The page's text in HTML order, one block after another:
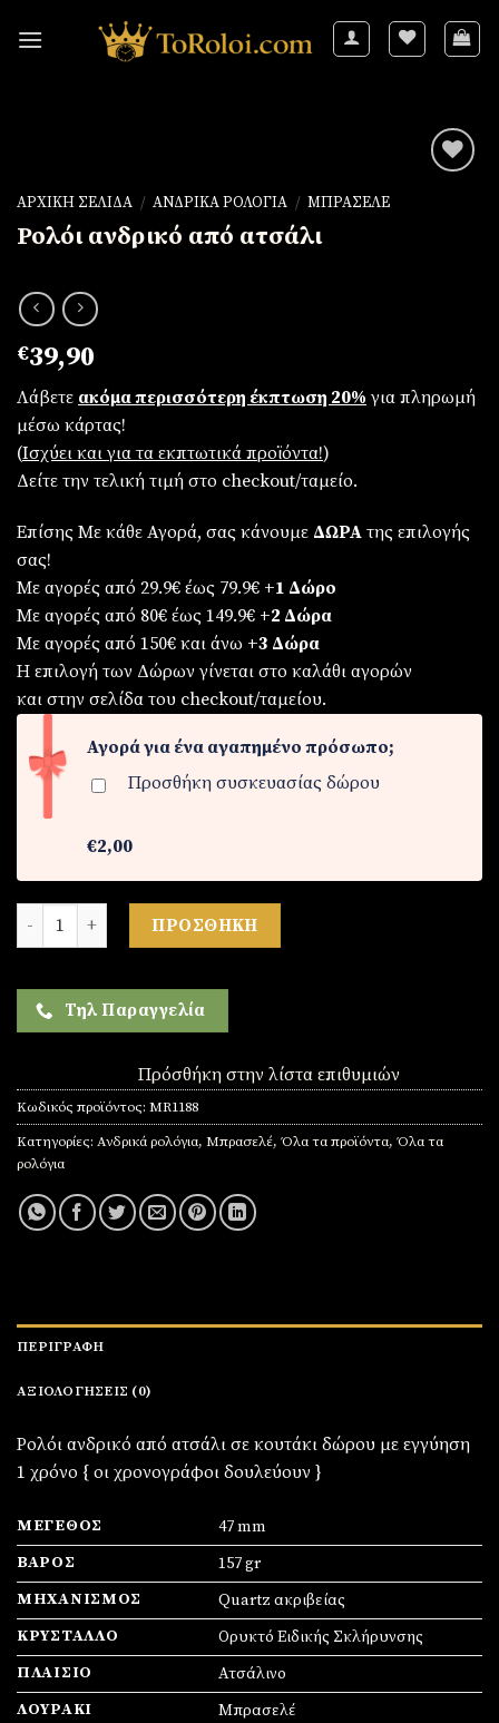
ΑΡΧΙΚΉ ΣΕΛΊΔΑ / ΑΝΔΡΙΚΆ ΡΟΛΌΓΙΑ / ΜΠΡΑΣΕΛΈ
Ρολόι ανδρικό από ατσάλι
€39,90
Λάβετε ακόμα περισσότερη έκπτωση 20% για πληρωμή
μέσω κάρτας!
(Iσχύει και για τα εκπτωτικά προϊόντα!)
Δείτε την τελική τιμή στο checkout/ταμείο.
Επίσης Με κάθε Αγορά, σας κάνουμε ΔΩΡΑ της επιλογής
σας!
Με αγορές από 29.9€ έως 79.9€ +1 Δώρο
Με αγορές από 80€ έως 149.9€ +2 Δώρα
Με αγορές από 150€ και άνω +3 Δώρα
Η επιλογή των Δώρων γίνεται στο καλάθι αγορών
και στην σελίδα του checkout/ταμείου.
Αγορά για ένα αγαπημένο πρόσωπο;
Προσθήκη συσκευασίας δώρου
€2,00
Ρολόι ανδρικό από ατσάλι ποσότητα
ΠΡΟΣΘΉΚΗ
Τηλ Παραγγελία
Πρόσθήκη στην λίστα επιθυμιών
Κωδικός προϊόντος: MR1188
Κατηγορίες: Ανδρικά ρολόγια, Μπρασελέ, Όλα τα προϊόντα, Όλα τα
ρολόγια
ΠΕΡΙΓΡΑΦΉ
ΑΞΙΟΛΟΓΉΣΕΙΣ (0)
Ρολόι ανδρικό από ατσάλι σε κουτάκι δώρου με εγγύηση
1 χρόνο { οι χρονογράφοι δουλεύουν }
ΜΈΓΕΘΟΣ
47 mm
ΒΆΡΟΣ
157 gr
ΜΗΧΑΝΙΣΜΌΣ
Quartz ακριβείας
ΚΡΎΣΤΑΛΛΟ
Ορυκτό Ειδικής Σκλήρυνσης
ΠΛΑΊΣΙΟ
Ατσάλινο
ΛΟΥΡΆΚΙ
Μπρασελέ